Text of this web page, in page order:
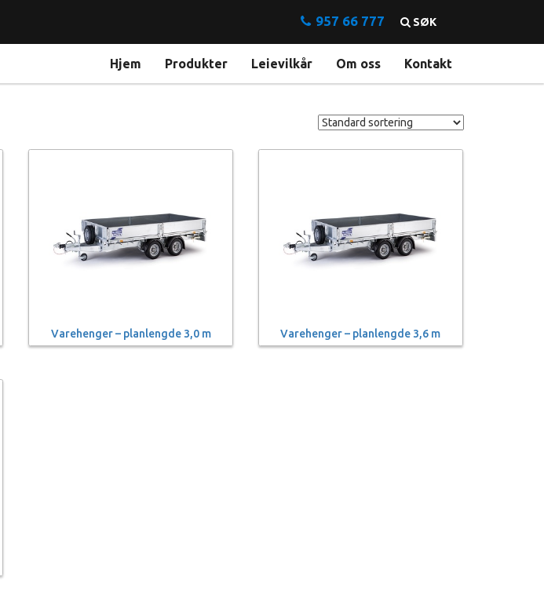
SØK
957 66 777
Hjem Produkter Leievilkår Om oss Kontakt
Varehenger – planlengde 3,0 m Varehenger – planlengde 3,6 m